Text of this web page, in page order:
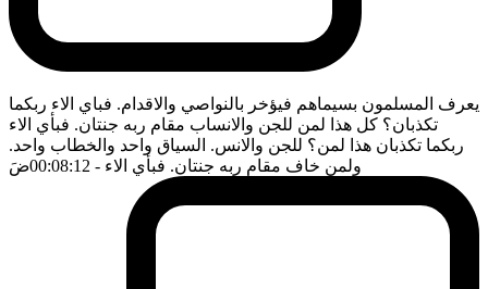
يعرف المسلمون بسيماهم فيؤخر بالنواصي والاقدام. فباي الاء ربكما
تكذبان؟ كل هذا لمن للجن والانساب مقام ربه جنتان. فبأي الاء
ربكما تكذبان هذا لمن؟ للجن والانس. السياق واحد والخطاب واحد.
ولمن خاف مقام ربه جنتان. فبأي الاء - 00:08:12 ضَ